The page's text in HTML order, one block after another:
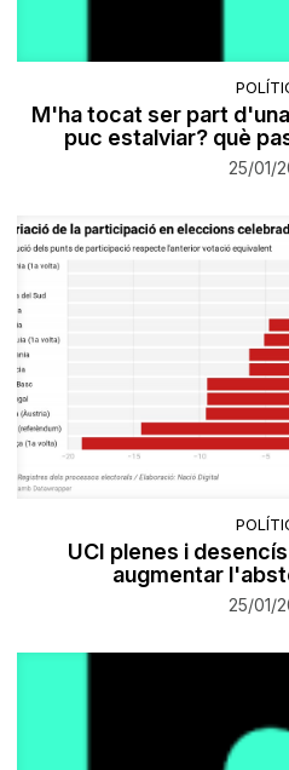
M'ha tocat ser part
puc estalviar? què
25/01/
UCI plenes i
augmentar
25/01/